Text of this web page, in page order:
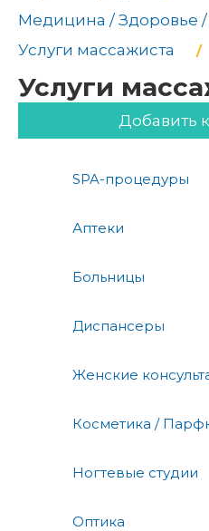
Медицина / Здоровье /
Услуги массажиста
Услуги
Добавить
SPA-процедуры
Аптеки
Больницы
Диспансеры
Женские
Косметика /
Ногтевые студии
Оптика